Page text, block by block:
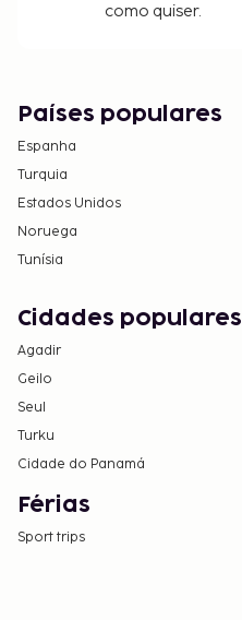
como quiser.
Países populares
Espanha
Turquia
Estados Unidos
Noruega
Tunísia
Cidades populares
Agadir
Geilo
Seul
Turku
Cidade do Panamá
Férias
Sport trips